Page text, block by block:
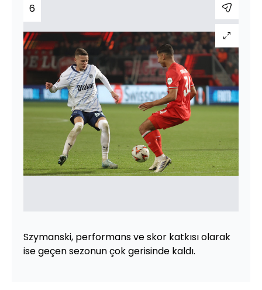
6
Szymanski, performans ve skor katkısı olarak
ise geçen sezonun çok gerisinde kaldı.